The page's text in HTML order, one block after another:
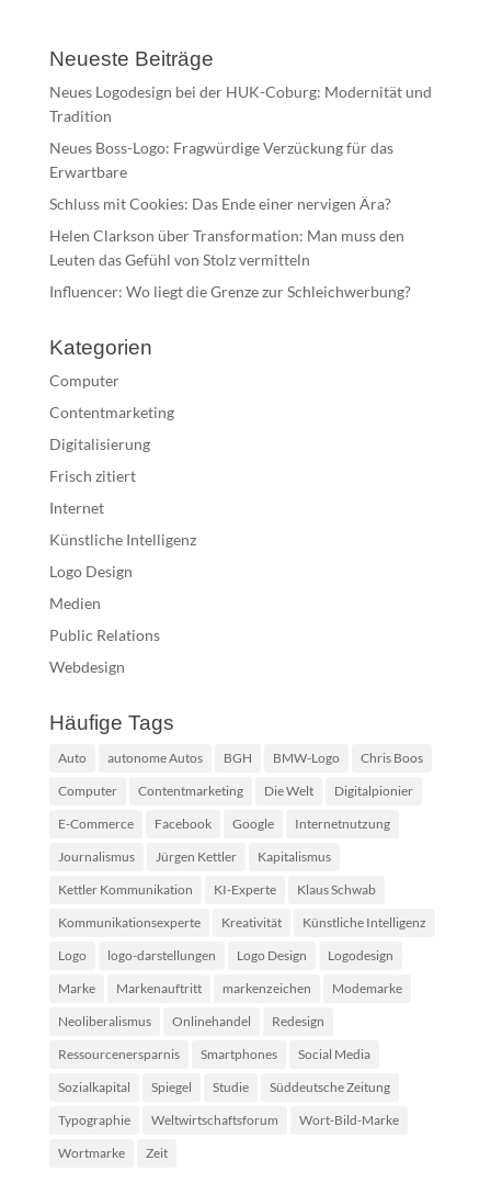
Neueste Beiträge
Neues Logodesign bei der HUK-Coburg: Modernität und
Tradition
Neues Boss-Logo: Fragwürdige Verzückung für das
Erwartbare
Schluss mit Cookies: Das Ende einer nervigen Ära?
Helen Clarkson über Transformation: Man muss den
Leuten das Gefühl von Stolz vermitteln
Influencer: Wo liegt die Grenze zur Schleichwerbung?
Kategorien
Computer
Contentmarketing
Digitalisierung
Frisch zitiert
Internet
Künstliche Intelligenz
Logo Design
Medien
Public Relations
Webdesign
Häufige Tags
Auto autonome Autos BGH BMW-Logo
Chris Boos
Computer
Contentmarketing Die Welt
Digitalpionier
E-Commerce
Facebook Google
Internetnutzung
Journalismus
Jürgen Kettler
Kapitalismus
Kettler Kommunikation
KI-Experte
Klaus Schwab
Kommunikationsexperte
Kreativität
Künstliche Intelligenz
Logo
logo-darstellungen Logo Design
Logodesign
Marke
Markenauftritt markenzeichen
Modemarke
Neoliberalismus
Onlinehandel
Redesign
Ressourcenersparnis
Smartphones
Social Media
Sozialkapital
Spiegel Studie
Süddeutsche Zeitung
Typographie
Weltwirtschaftsforum
Wort-Bild-Marke
Wortmarke
Zeit